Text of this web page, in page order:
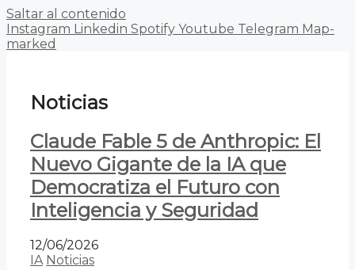
Saltar al contenido
Instagram Linkedin Spotify Youtube Telegram Map-
marked
Noticias
Claude Fable 5 de Anthropic: El
Nuevo Gigante de la IA que
Democratiza el Futuro con
Inteligencia y Seguridad
12/06/2026
IA Noticias